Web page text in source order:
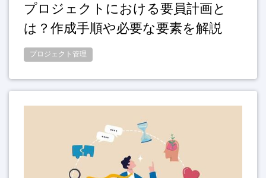
プロジェクトにおける要員計画と
は？作成手順や必要な要素を解説
プロジェクト管理